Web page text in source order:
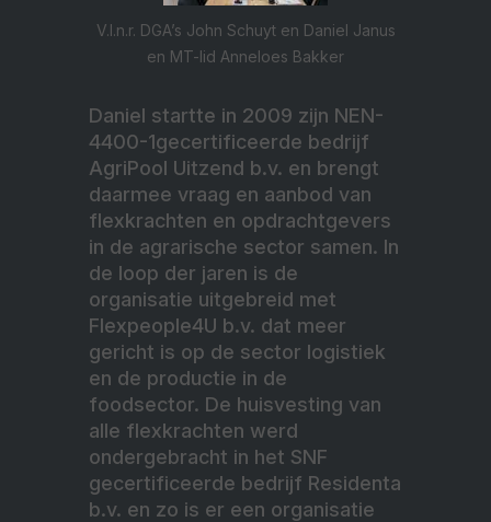
V.l.n.r. DGA’s John Schuyt en Daniel Janus
en MT-lid Anneloes Bakker
Daniel startte in 2009 zijn NEN-
4400-1gecertificeerde bedrijf
AgriPool Uitzend b.v. en brengt
daarmee vraag en aanbod van
flexkrachten en opdrachtgevers
in de agrarische sector samen. In
de loop der jaren is de
organisatie uitgebreid met
Flexpeople4U b.v. dat meer
gericht is op de sector logistiek
en de productie in de
foodsector. De huisvesting van
alle flexkrachten werd
ondergebracht in het SNF
gecertificeerde bedrijf Residenta
b.v. en zo is er een organisatie